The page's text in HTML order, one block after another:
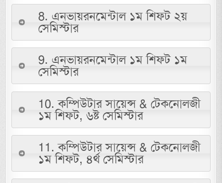
8. এনভায়রনমেন্টাল ১ম শিফট ২য়
সেমিস্টার
9. এনভায়রনমেন্টাল ১ম শিফট ১ম
সেমিস্টার
10. কম্পিউটার সায়েন্স & টেকনোলজী
১ম শিফট, ৬ষ্ট সেমিস্টার
11. কম্পিউটার সায়েন্স & টেকনোলজী
১ম শিফট, ৪র্থ সেমিস্টার